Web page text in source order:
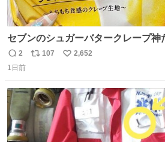
セブンのシュガーバタークレープ神
返
信
2
リ
ト
数
107
い
数
2,652
1日前